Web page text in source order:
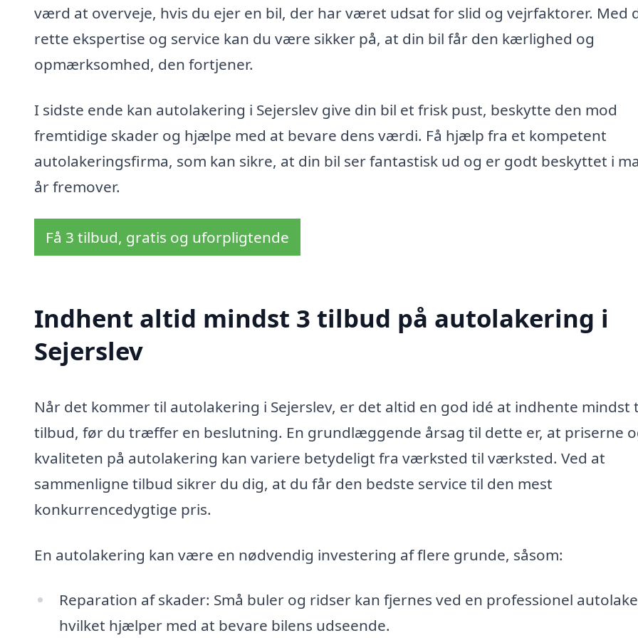
værd at overveje, hvis du ejer en bil, der har været udsat for slid og vejrfaktorer. Med
rette ekspertise og service kan du være sikker på, at din bil får den kærlighed og
opmærksomhed, den fortjener.
I sidste ende kan autolakering i Sejerslev give din bil et frisk pust, beskytte den mod
fremtidige skader og hjælpe med at bevare dens værdi. Få hjælp fra et kompetent
autolakeringsfirma, som kan sikre, at din bil ser fantastisk ud og er godt beskyttet i
år fremover.
Få 3 tilbud, gratis og uforpligtende
Indhent altid mindst 3 tilbud på autolakering i
Sejerslev
Når det kommer til autolakering i Sejerslev, er det altid en god idé at indhente mindst
tilbud, før du træffer en beslutning. En grundlæggende årsag til dette er, at priserne
kvaliteten på autolakering kan variere betydeligt fra værksted til værksted. Ved at
sammenligne tilbud sikrer du dig, at du får den bedste service til den mest
konkurrencedygtige pris.
En autolakering kan være en nødvendig investering af flere grunde, såsom:
Reparation af skader: Små buler og ridser kan fjernes ved en professionel
hvilket hjælper med at bevare bilens udseende.